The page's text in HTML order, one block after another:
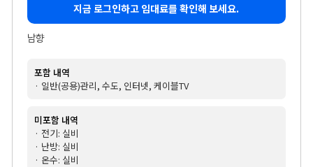
지금 로그인하고 임대료를 확인해 보세요.
남향
포함 내역
· 일반(공용)관리, 수도, 인터넷, 케이블TV
미포함 내역
· 전기: 실비
· 난방: 실비
· 온수: 실비